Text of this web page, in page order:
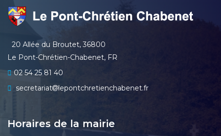
20 Allée du Broutet, 36800
Le Pont-Chrétien-Chabenet, FR
02 54 25 81 40
secretariat
lepontchretienchabenet.fr
Horaires de la mairie